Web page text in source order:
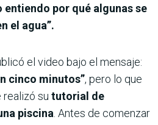
entiendo por qué algunas se
el agua”.
el video bajo el mensaje:
cinco minutos”, pero lo que
realizó su tutorial de
piscina . Antes de comenzar